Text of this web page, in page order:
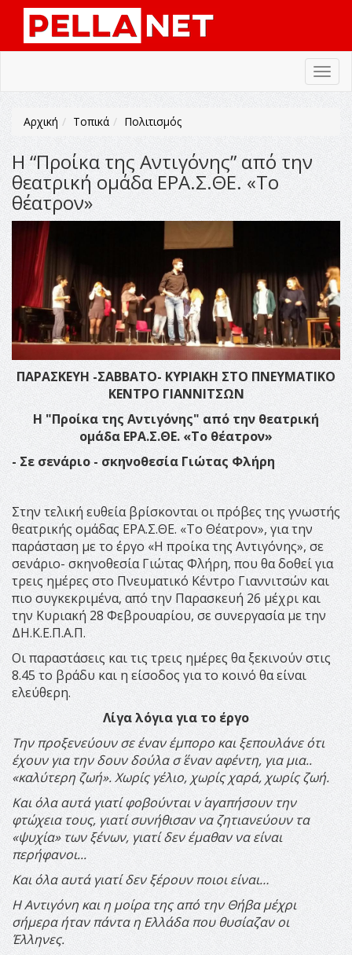
Αρχική Τοπικά Πολιτισμός
Η “Προίκα της Αντιγόνης” από την
θεατρική ομάδα ΕΡΑ.Σ.ΘΕ. «Το
θέατρον»
ΠΑΡΑΣΚΕΥΗ -ΣΑΒΒΑΤΟ- ΚΥΡΙΑΚΗ ΣΤΟ ΠΝΕΥΜΑΤΙΚΟ
ΚΕΝΤΡΟ ΓΙΑΝΝΙΤΣΩΝ
Η "Προίκα της Αντιγόνης" από την θεατρική
ομάδα ΕΡΑ.Σ.ΘΕ. «Το θέατρον»
- Σε σενάριο - σκηνοθεσία Γιώτας Φλήρη
Στην τελική ευθεία βρίσκονται οι πρόβες της γνωστής
θεατρικής ομάδας ΕΡΑ.Σ.ΘΕ. «Το Θέατρον», για την
παράσταση με το έργο «Η προίκα της Αντιγόνης», σε
σενάριο- σκηνοθεσία Γιώτας Φλήρη, που θα δοθεί για
τρεις ημέρες στο Πνευματικό Κέντρο Γιαννιτσών και
πιο συγκεκριμένα, από την Παρασκευή 26 μέχρι και
την Κυριακή 28 Φεβρουαρίου, σε συνεργασία με την
ΔΗ.Κ.Ε.Π.Α.Π.
Οι παραστάσεις και τις τρεις ημέρες θα ξεκινούν στις
8.45 το βράδυ και η είσοδος για το κοινό θα είναι
ελεύθερη.
Λίγα λόγια για το έργο
Την προξενεύουν σε έναν έμπορο και ξεπουλάνε ότι
έχουν για την δουν δούλα σ΄ έναν αφέντη, για μια..
«καλύτερη ζωή». Χωρίς γέλιο, χωρίς χαρά, χωρίς ζωή.
Και όλα αυτά γιατί φοβούνται ν΄ αγαπήσουν την
φτώχεια τους, γιατί συνήθισαν να ζητιανεύουν τα
«ψυχία» των ξένων, γιατί δεν έμαθαν να είναι
περήφανοι...
Και όλα αυτά γιατί δεν ξέρουν ποιοι είναι…
Η Αντιγόνη και η μοίρα της από την Θήβα μέχρι
σήμερα ήταν πάντα η Ελλάδα που θυσίαζαν οι
Έλληνες.